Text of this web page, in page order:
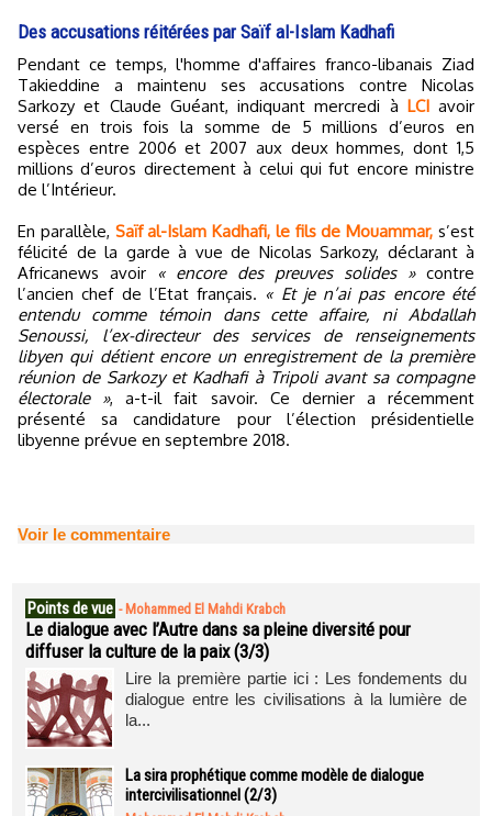
Des accusations réitérées par Saïf al-Islam Kadhafi
Pendant ce temps, l'homme d'affaires franco-libanais Ziad
Takieddine a maintenu ses accusations contre Nicolas
Sarkozy et Claude Guéant, indiquant mercredi à LCIavoir
versé en trois fois la somme de 5 millions d’euros en
espèces entre 2006 et 2007 aux deux hommes, dont 1,5
millions d’euros directement à celui qui fut encore ministre
de l’Intérieur.
En parallèle, Saïf al-Islam Kadhafi, le fils de Mouammar, s’est
félicité de la garde à vue de Nicolas Sarkozy, déclarant à
Africanews avoir
« encore des preuves solides »contre
l’ancien chef de l’Etat français. « Et je n’ai pas encore été
entendu comme témoin dans cette affaire, ni Abdallah
Senoussi, l’ex-directeur des services de renseignements
libyen qui détient encore un enregistrement de la première
réunion de Sarkozy et Kadhafi à Tripoli avant sa compagne
électorale », a-t-il fait savoir. Ce dernier a récemment
présenté sa candidature pour l’élection présidentielle
libyenne prévue en septembre 2018.
Voir le commentaire
Points de vue - Mohammed El Mahdi Krabch
Le dialogue avec l’Autre dans sa pleine diversité pour
diffuser la culture de la paix (3/3)
Lire la première partie ici : Les fondements du
dialogue entre les civilisations à la lumière de
la...
La sira prophétique comme modèle de dialogue
intercivilisationnel (2/3)